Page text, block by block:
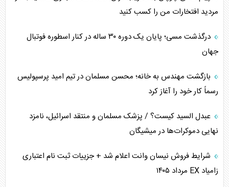
مردید افتخارات من را کسب کنید
درگذشت مسی؛ پایان یک دوره ۳۰ ساله در کنار اسطوره فوتبال
جهان
بازگشت مهندس به خانه؛ محسن مسلمان در تیم امید پرسپولیس
رسماً کار خود را آغاز کرد
عبدل السید کیست؟ / پزشک مسلمان و منتقد اسرائیل، نامزد
نهایی دموکرات‌ها در میشیگان
شرایط فروش نیسان وانت اعلام شد + جزییات ثبت نام اعتباری
زامیاد EX مرداد ۱۴۰۵